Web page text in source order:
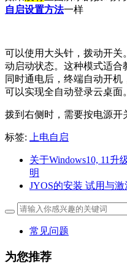
自启设置方法一样
可以使用大头针，拨动开关
动启动状态。这种模式适
同时通电后，终端自动开机
可以实现全自动登录云桌面。
拨到右侧时，需要按电源开
标签: 上电自启
关于Windows10, 11
明
JYOS的安装 试用与激
常见问题
为您推荐